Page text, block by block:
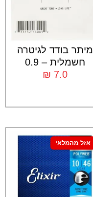
מיתר בודד לגיטרה
חשמלית – 0.9
₪ 7.0
אזל מהמלאי